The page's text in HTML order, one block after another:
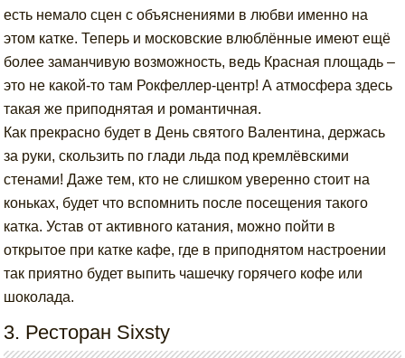
есть немало сцен с объяснениями в любви именно на
этом катке. Теперь и московские влюблённые имеют ещё
более заманчивую возможность, ведь Красная площадь –
это не какой-то там Рокфеллер-центр! А атмосфера здесь
такая же приподнятая и романтичная.
Как прекрасно будет в День святого Валентина, держась
за руки, скользить по глади льда под кремлёвскими
стенами! Даже тем, кто не слишком уверенно стоит на
коньках, будет что вспомнить после посещения такого
катка. Устав от активного катания, можно пойти в
открытое при катке кафе, где в приподнятом настроении
так приятно будет выпить чашечку горячего кофе или
шоколада.
3. Ресторан Sixsty